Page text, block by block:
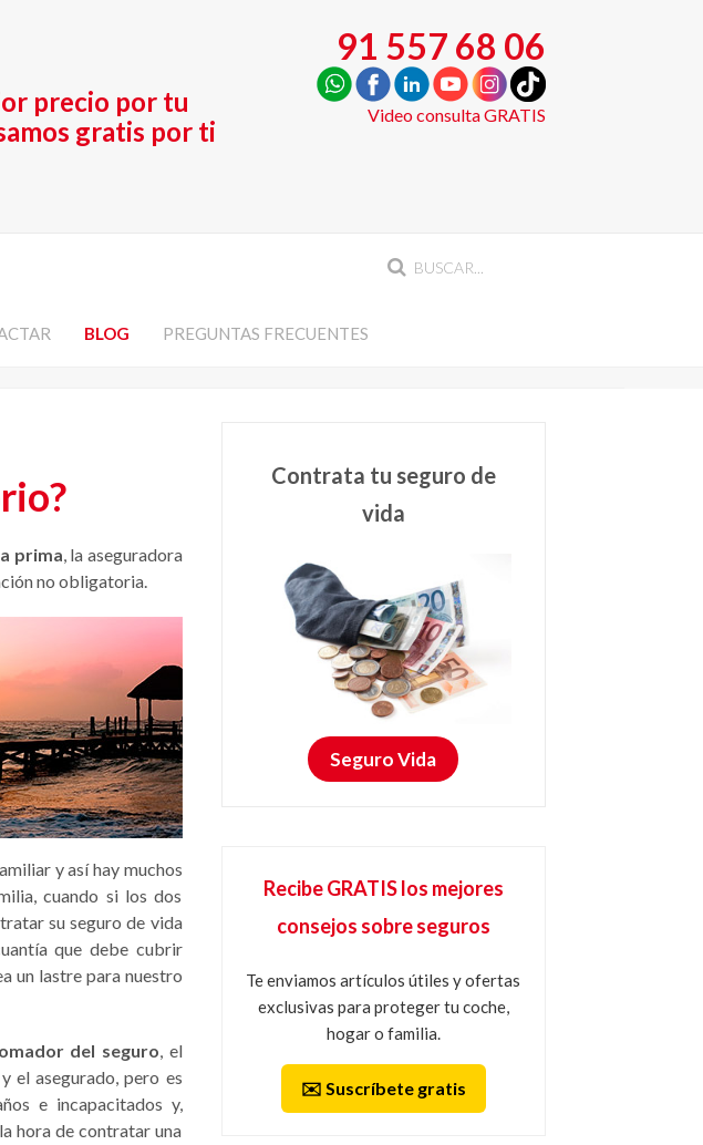
91 557 68 06
Video consulta GRATIS
precio por tu
gratis por ti
BLOG PREGUNTAS FRECUENTES
prima, la aseguradora
no obligatoria.
y así hay muchos
cuando si los dos
su seguro de vida
que debe cubrir
un lastre para nuestro
del seguro, el
el asegurado, pero es
e incapacitados y,
hora de contratar una
Contrata tu seguro de
vida
Seguro Vida
Recibe GRATIS los mejores
consejos sobre seguros
Te enviamos artículos útiles y ofertas
exclusivas para proteger tu coche,
hogar o familia.
✉️ Suscríbete gratis